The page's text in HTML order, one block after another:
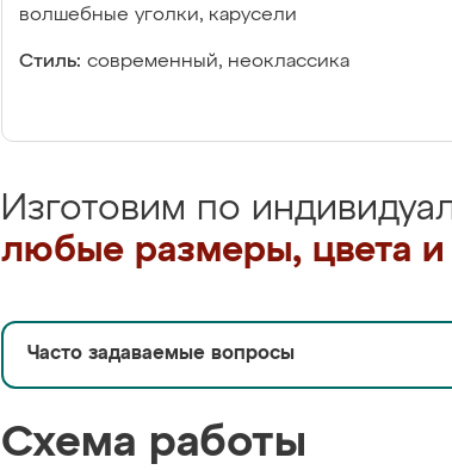
волшебные уголки, карусели
Стиль: современный, неоклассика
Изготовим по
любые размеры, цвета
Часто задаваемые вопросы
Схема работы